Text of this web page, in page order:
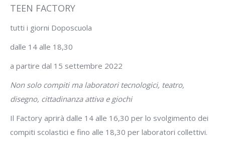
TEEN FACTORY
tutti i giorni Doposcuola
dalle 14 alle 18,30
a partire dal 15 settembre 2022
Non solo compiti ma laboratori tecnologici, teatro,
disegno, cittadinanza attiva e giochi
Il Factory aprirà dalle 14 alle 16,30 per lo svolgimento dei
compiti scolastici e fino alle 18,30 per laboratori collettivi.